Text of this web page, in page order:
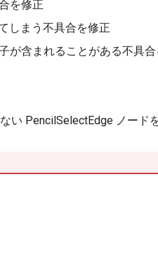
を修正
しまう不具合を修正
が含まれることがある不具
い PencilSelectEdge ノード